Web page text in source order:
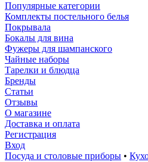
Популярные категории
Комплекты постельного белья
Покрывала
Бокалы для вина
Фужеры для шампанского
Чайные наборы
Тарелки и блюдца
Бренды
Статьи
Отзывы
О магазине
Доставка и оплата
Регистрация
Вход
Посуда и столовые приборы •